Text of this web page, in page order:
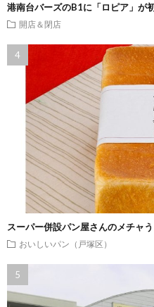
港南台バーズのB1に「ロピア」が
開店＆閉店
スーパー併設パン屋さんのメチャ
おいしいパン（戸塚区）